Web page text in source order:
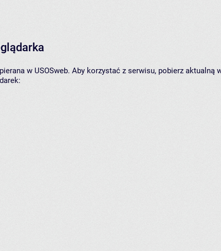
w USOSweb. Aby korzystać z serwisu, pobierz aktualną